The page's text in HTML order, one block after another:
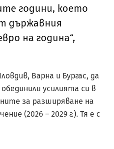
години, което
държавния
на година“,
Варна и Бургас, да
усилията си в
за разширяване на
(2026 – 2029 г.). Тя е с